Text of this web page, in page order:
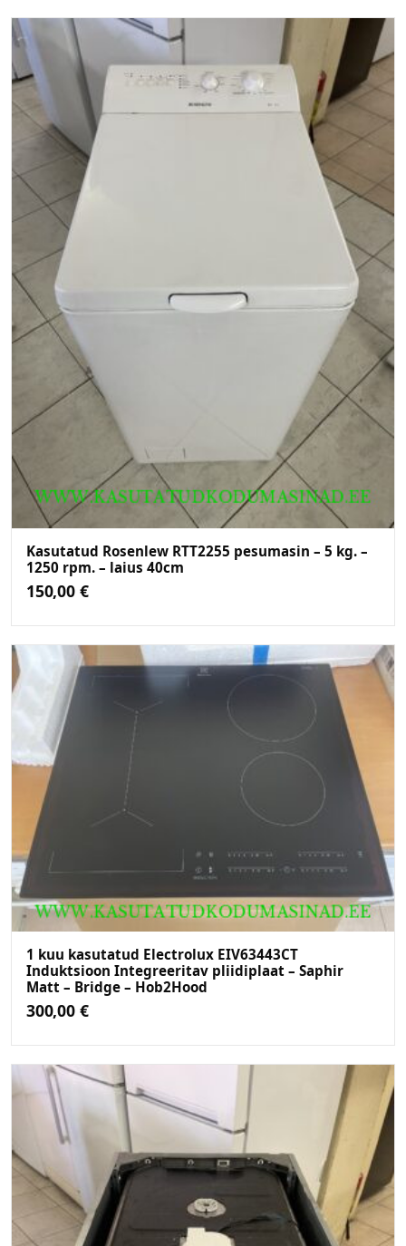
Kasutatud Rosenlew RTT2255 pesumasin – 5 kg. –
1250 rpm. – laius 40cm
150,00 €
1 kuu kasutatud Electrolux EIV63443CT
Induktsioon Integreeritav pliidiplaat – Saphir
Matt – Bridge – Hob2Hood
300,00 €